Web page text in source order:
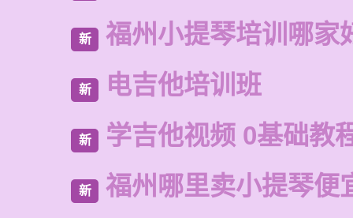
新 福州小提琴培训哪家
新 电吉他培训班
新 学吉他视频 0基础教
新 福州哪里卖小提琴便